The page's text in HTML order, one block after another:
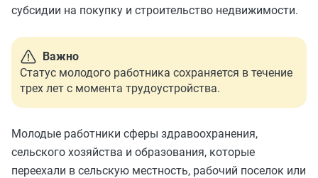
субсидии на покупку и строительство недвижимости.
Важно
Статус молодого работника сохраняется в течение
трех лет с момента трудоустройства.
Молодые работники сферы здравоохранения,
сельского хозяйства и образования, которые
переехали в сельскую местность, рабочий поселок или